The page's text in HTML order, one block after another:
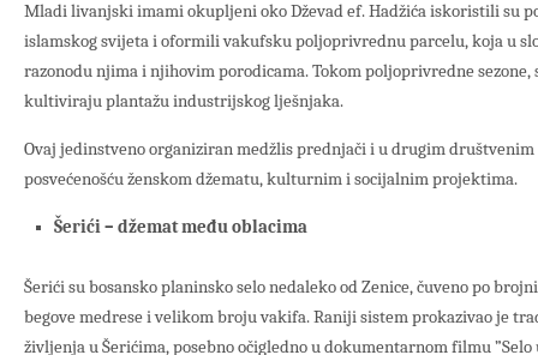
Mladi livanjski imami okupljeni oko Dževad ef. Hadžića iskoristili su
islamskog svijeta i oformili vakufsku poljoprivrednu parcelu, koja u
razonodu njima i njihovim porodicama. Tokom poljoprivredne sezone,
kultiviraju plantažu industrijskog lješnjaka.
Ovaj jedinstveno organiziran medžlis prednjači i u drugim
posvećenošću ženskom džematu, kulturnim i socijalnim projektima.
Šerići – džemat među oblacima
Šerići su bosansko planinsko selo nedaleko od Zenice, čuveno po
begove medrese i velikom broju vakifa. Raniji sistem prokazivao je
življenja u Šerićima, posebno očigledno u dokumentarnom filmu ”Selo